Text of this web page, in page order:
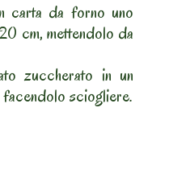
carta da forno uno
cm, mettendolo da
zuccherato in un
sciogliere.